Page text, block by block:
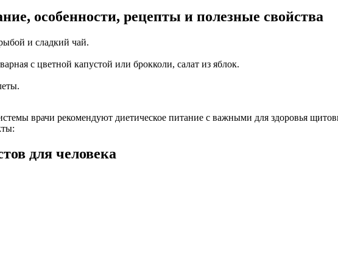
особенности, рецепты и полезные свойства
и сладкий чай.
с цветной капустой или брокколи, салат из яблок.
врачи рекомендуют диетическое питание с важными для здоровья
для человека